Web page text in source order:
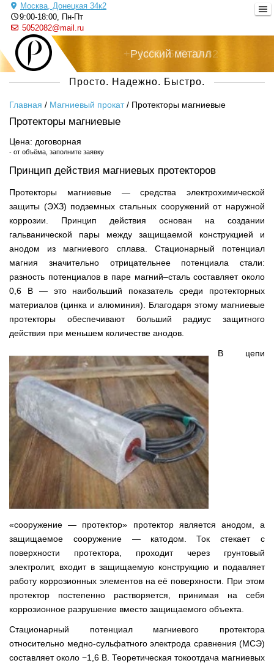
Москва, Донецкая 34к2
9:00-18:00, Пн-Пт
5052082@mail.ru
Русский металл
+7 (495) 505-20-82
Просто. Надежно. Быстро.
Главная / Магниевый прокат/ Протекторы магниевые
Протекторы магниевые
Цена: договорная
- от объёма, заполните заявку
Принцип действия магниевых протекторов
Протекторы магниевые — средства электрохимической
защиты (ЭХЗ) подземных стальных сооружений от наружной
коррозии. Принцип действия основан на создании
гальванической пары между защищаемой конструкцией и
анодом из магниевого сплава. Стационарный потенциал
магния значительно отрицательнее потенциала стали:
разность потенциалов в паре магний–сталь составляет около
0,6 В — это наибольший показатель среди протекторных
материалов (цинка и алюминия). Благодаря этому магниевые
протекторы обеспечивают больший радиус защитного
действия при меньшем количестве анодов.
В цепи
«сооружение — протектор» протектор является анодом, а
защищаемое сооружение — катодом. Ток стекает с
поверхности протектора, проходит через грунтовый
электролит, входит в защищаемую конструкцию и подавляет
работу коррозионных элементов на её поверхности. При этом
протектор постепенно растворяется, принимая на себя
коррозионное разрушение вместо защищаемого объекта.
Стационарный потенциал магниевого протектора
относительно медно-сульфатного электрода сравнения (МСЭ)
составляет около −1,6 В. Теоретическая токоотдача магниевых